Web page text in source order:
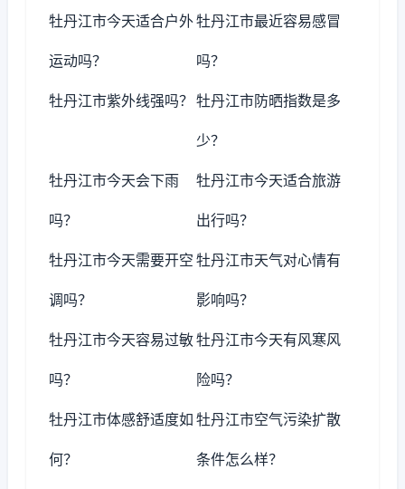
牡丹江市今天适合户外
运动吗？
牡丹江市最近容易感冒
吗？
牡丹江市紫外线强吗？ 牡丹江市防晒指数是多
少？
牡丹江市今天会下雨
吗？
牡丹江市今天适合旅游
出行吗？
牡丹江市今天需要开空
调吗？
牡丹江市天气对心情有
影响吗？
牡丹江市今天容易过敏
吗？
牡丹江市今天有风寒风
险吗？
牡丹江市体感舒适度如
何？
牡丹江市空气污染扩散
条件怎么样？